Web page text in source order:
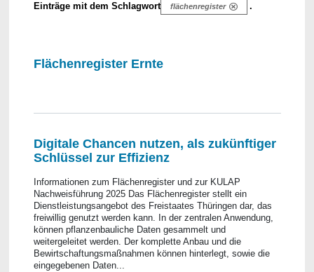
Einträge mit dem Schlagwort flächenregister .
Flächenregister Ernte
Digitale Chancen nutzen, als zukünftiger
Schlüssel zur Effizienz
Informationen zum Flächenregister und zur KULAP
Nachweisführung 2025 Das Flächenregister stellt ein
Dienstleistungsangebot des Freistaates Thüringen dar, das
freiwillig genutzt werden kann. In der zentralen Anwendung,
können pflanzenbauliche Daten gesammelt und
weitergeleitet werden. Der komplette Anbau und die
Bewirtschaftungsmaßnahmen können hinterlegt, sowie die
eingegebenen Daten...